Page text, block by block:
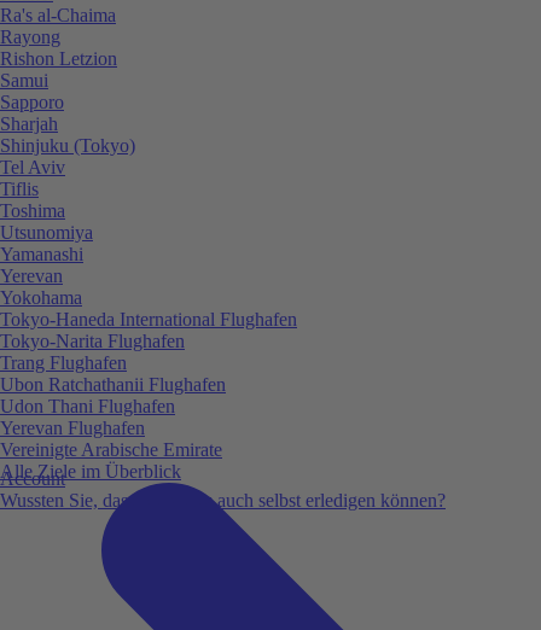
Account
Wussten Sie, dass Sie vieles auch selbst erledigen können?
Ra's al-Chaima
Rayong
Rishon Letzion
Samui
Sapporo
Sharjah
Shinjuku (Tokyo)
Tel Aviv
Tiflis
Toshima
Utsunomiya
Yamanashi
Yerevan
Yokohama
Tokyo-Haneda International Flughafen
Tokyo-Narita Flughafen
Trang Flughafen
Ubon Ratchathanii Flughafen
Udon Thani Flughafen
Yerevan Flughafen
Vereinigte Arabische Emirate
Alle Ziele im Überblick